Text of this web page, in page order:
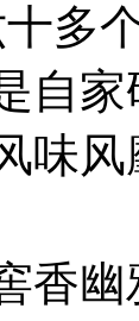
多
自
味
幽